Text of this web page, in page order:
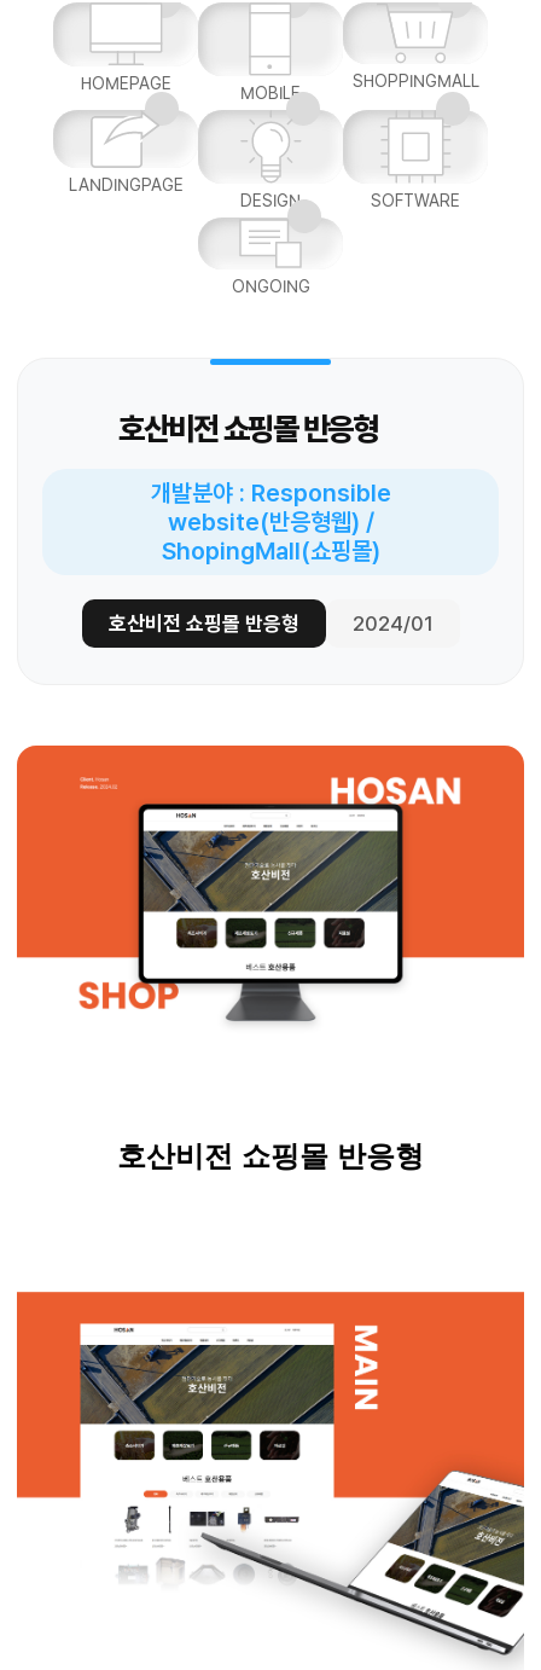
HOMEPAGE MOBILE
SHOPPINGMALL
LANDINGPAGE
DESIGN
SOFTWARE
ONGOING
호산비전 쇼핑몰 반응형
개발분야 : Responsible
website(반응형웹) /
ShopingMall(쇼핑몰)
호산비전 쇼핑몰 반응형 2024/01
호산비전 쇼핑몰 반응형